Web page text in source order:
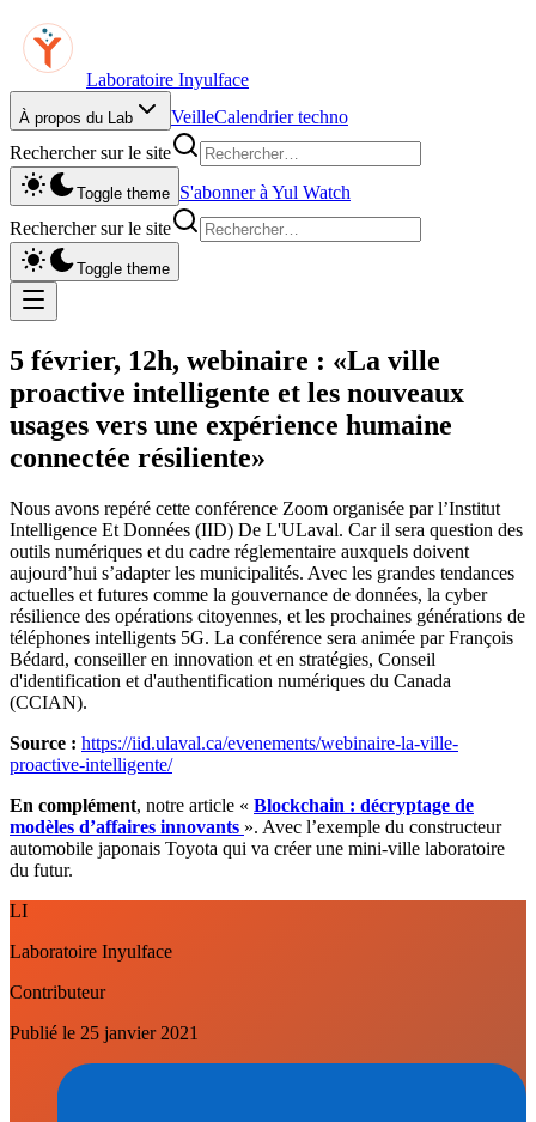
Laboratoire Inyulface
À propos du Lab VeilleCalendrier techno
Rechercher sur le site
Toggle theme S'abonner à Yul Watch
Rechercher sur le site
Toggle theme
5 février, 12h, webinaire : «La ville
proactive intelligente et les nouveaux
usages vers une expérience humaine
connectée résiliente»
Nous avons repéré cette conférence Zoom organisée par l’Institut
Intelligence Et Données (IID) De L'ULaval. Car il sera question des
outils numériques et du cadre réglementaire auxquels doivent
aujourd’hui s’adapter les municipalités. Avec les grandes tendances
actuelles et futures comme la gouvernance de données, la cyber
résilience des opérations citoyennes, et les prochaines générations de
téléphones intelligents 5G. La conférence sera animée par François
Bédard, conseiller en innovation et en stratégies, Conseil
d'identification et d'authentification numériques du Canada
(CCIAN).
Source : https://iid.ulaval.ca/evenements/webinaire-la-ville-
proactive-intelligente/
En complément, notre article « Blockchain : décryptage de
modèles d’affaires innovants ». Avec l’exemple du constructeur
automobile japonais Toyota qui va créer une mini-ville laboratoire
du futur.
LI
Laboratoire Inyulface
Contributeur
Publié le 25 janvier 2021